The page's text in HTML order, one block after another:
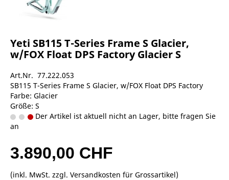
Yeti SB115 T-Series Frame S Glacier,
w/FOX Float DPS Factory Glacier S
Art.Nr. 77.222.053
SB115 T-Series Frame S Glacier, w/FOX Float DPS Factory
Farbe: Glacier
Größe: S
Der Artikel ist aktuell nicht an Lager, bitte fragen Sie
an
3.890,00 CHF
(inkl. MwSt. zzgl. Versandkosten für Grossartikel)